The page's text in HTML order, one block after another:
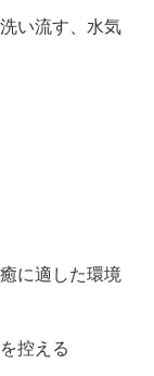
い流す、水気
に適した環境
控える